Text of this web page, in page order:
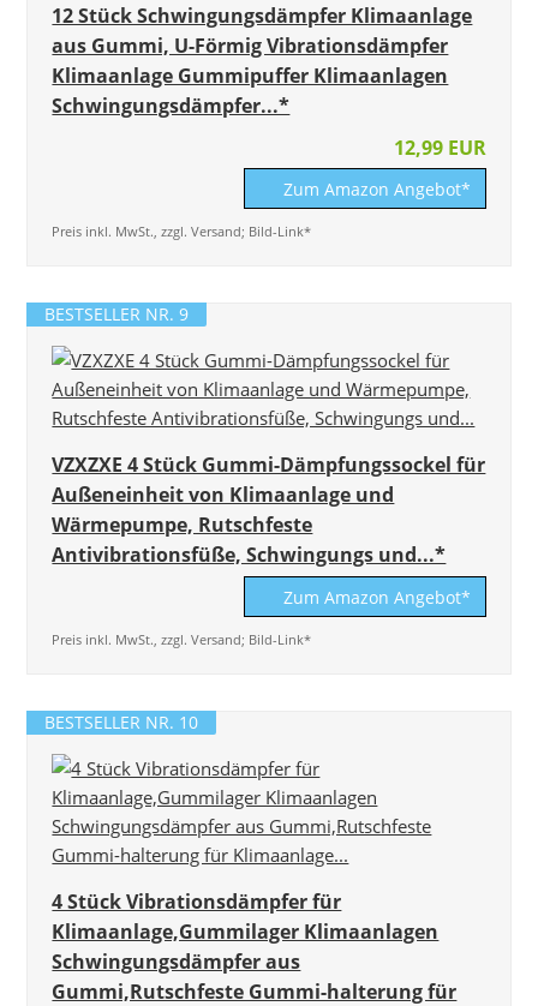
12 Stück Schwingungsdämpfer Klimaanlage
aus Gummi, U-Förmig Vibrationsdämpfer
Klimaanlage Gummipuffer Klimaanlagen
Schwingungsdämpfer...*
12,99 EUR
Zum Amazon Angebot*
Preis inkl. MwSt., zzgl. Versand; Bild-Link*
BESTSELLER NR. 9
VZXZXE 4 Stück Gummi-Dämpfungssockel für
Außeneinheit von Klimaanlage und
Wärmepumpe, Rutschfeste
Antivibrationsfüße, Schwingungs und...*
Zum Amazon Angebot*
Preis inkl. MwSt., zzgl. Versand; Bild-Link*
BESTSELLER NR. 10
4 Stück Vibrationsdämpfer für
Klimaanlage,Gummilager Klimaanlagen
Schwingungsdämpfer aus
Gummi,Rutschfeste Gummi-halterung für